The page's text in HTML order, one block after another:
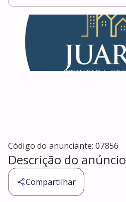
Código do anunciante:07856
Descrição do anúncio
Compartilhar